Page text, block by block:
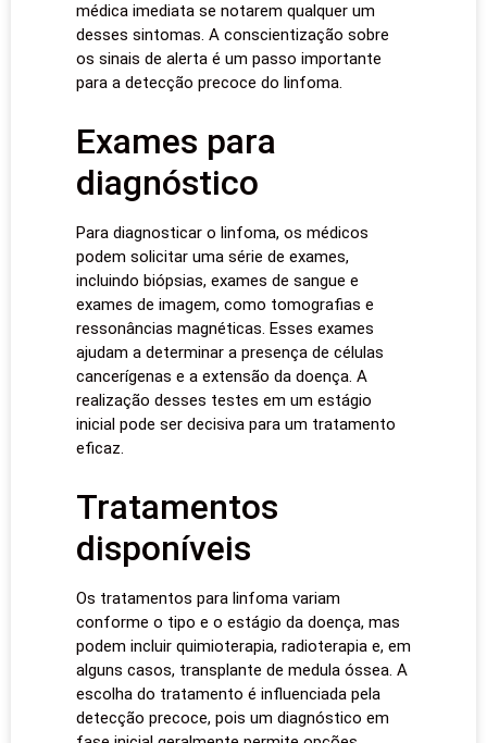
médica imediata se notarem qualquer um
desses sintomas. A conscientização sobre
os sinais de alerta é um passo importante
para a detecção precoce do linfoma.
Exames para
diagnóstico
Para diagnosticar o linfoma, os médicos
podem solicitar uma série de exames,
incluindo biópsias, exames de sangue e
exames de imagem, como tomografias e
ressonâncias magnéticas. Esses exames
ajudam a determinar a presença de células
cancerígenas e a extensão da doença. A
realização desses testes em um estágio
inicial pode ser decisiva para um tratamento
eficaz.
Tratamentos
disponíveis
Os tratamentos para linfoma variam
conforme o tipo e o estágio da doença, mas
podem incluir quimioterapia, radioterapia e, em
alguns casos, transplante de medula óssea. A
escolha do tratamento é influenciada pela
detecção precoce, pois um diagnóstico em